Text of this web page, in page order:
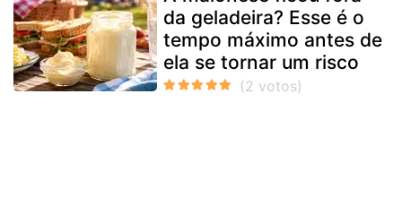
da geladeira? Esse é o
tempo máximo antes de
ela se tornar um risco